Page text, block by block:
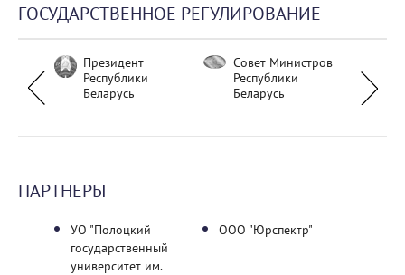
ГОСУДАРСТВЕННОЕ РЕГУЛИРОВАНИЕ
Президент
Республики
Беларусь
Совет Министров
Республики
Беларусь
ПАРТНЕРЫ
УО "Полоцкий
государственный
университет им.
ООО "Юрспектр"